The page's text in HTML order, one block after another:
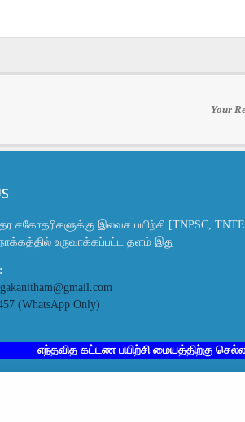
Your
சகோதரிகளுக்கு இலவச பயிற்சி [TNPSC,
உருவாக்கப்பட்ட தளம் இது
(WhatsApp Only)
எந்தவித கட்டண பயிற்சி மையத்திற்கு செல்லாமல்